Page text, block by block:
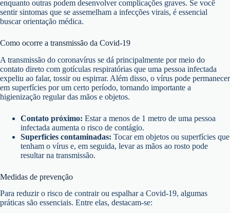
enquanto outras podem desenvolver complicações graves. Se você
sentir sintomas que se assemelham a infecções virais, é essencial
buscar orientação médica.
Como ocorre a transmissão da Covid-19
A transmissão do coronavírus se dá principalmente por meio do
contato direto com gotículas respiratórias que uma pessoa infectada
expeliu ao falar, tossir ou espirrar. Além disso, o vírus pode permanecer
em superfícies por um certo período, tornando importante a
higienização regular das mãos e objetos.
Contato próximo: Estar a menos de 1 metro de uma pessoa
infectada aumenta o risco de contágio.
Superfícies contaminadas: Tocar em objetos ou superfícies que
tenham o vírus e, em seguida, levar as mãos ao rosto pode
resultar na transmissão.
Medidas de prevenção
Para reduzir o risco de contrair ou espalhar a Covid-19, algumas
práticas são essenciais. Entre elas, destacam-se: